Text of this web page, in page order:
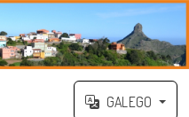
GALEGO